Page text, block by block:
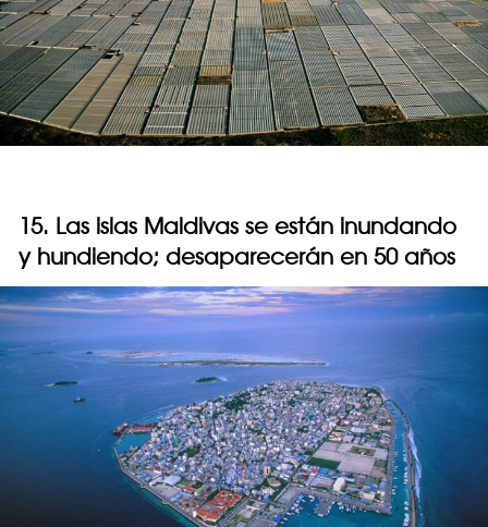
15. Las islas Maldivas se están inundando
y hundiendo; desaparecerán en 50 años